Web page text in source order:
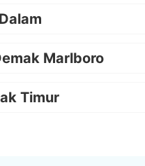
Marlboro
Timur